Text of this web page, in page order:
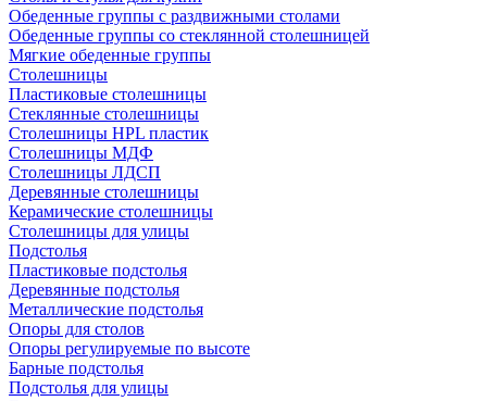
Обеденные группы с раздвижными столами
Обеденные группы со стеклянной столешницей
Мягкие обеденные группы
Столешницы
Пластиковые столешницы
Стеклянные столешницы
Столешницы HPL пластик
Столешницы МДФ
Столешницы ЛДСП
Деревянные столешницы
Керамические столешницы
Столешницы для улицы
Подстолья
Пластиковые подстолья
Деревянные подстолья
Металлические подстолья
Опоры для столов
Опоры регулируемые по высоте
Барные подстолья
Подстолья для улицы